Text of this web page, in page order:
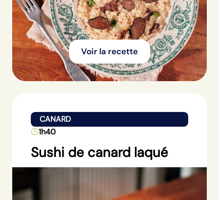
Voir la recette
CANARD
1h40
Sushi de canard laqué